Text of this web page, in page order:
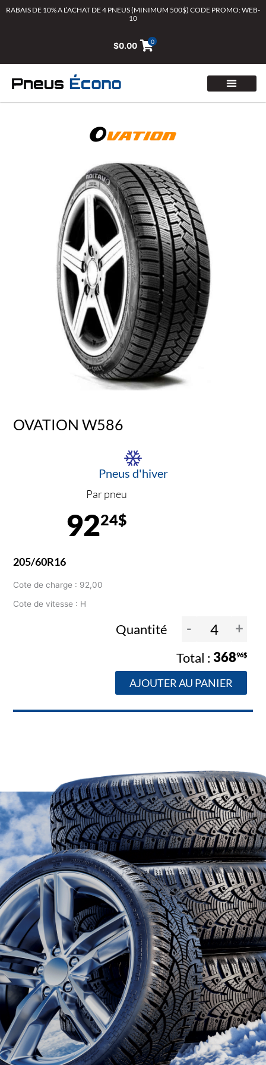
AllerRABAIS DE 10% A L’ACHAT DE 4 PNEUS (MINIMUM 500$) CODE PROMO: WEB-
10
$0.00 0
OVATION W586
Pneus d'hiver
Par pneu
9224$
205/60R16
Cote de charge : 92,00
Cote de vitesse : H
Quantité - +
36896$
AJOUTER AU PANIER